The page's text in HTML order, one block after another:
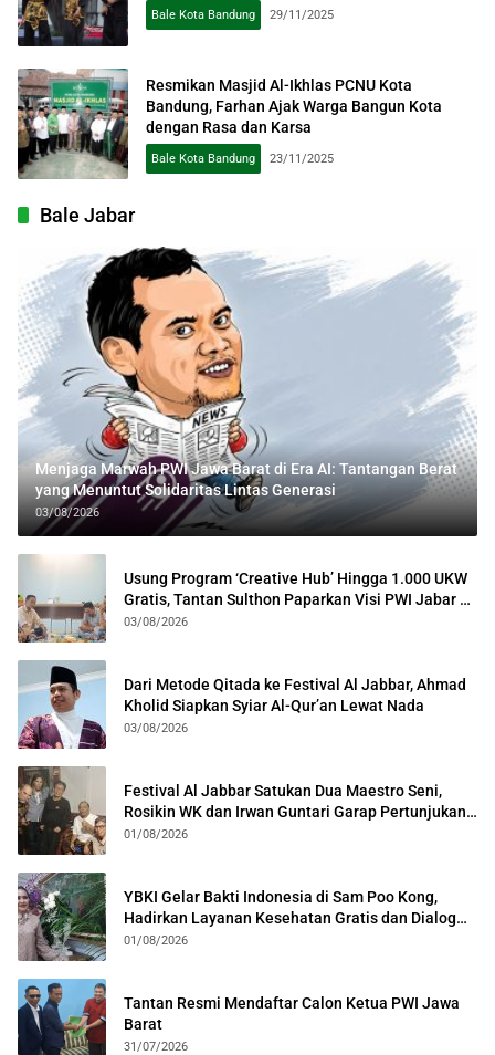
Bale Kota Bandung 29/11/2025
Resmikan Masjid Al-Ikhlas PCNU Kota
Bandung, Farhan Ajak Warga Bangun Kota
dengan Rasa dan Karsa
Bale Kota Bandung 23/11/2025
Bale Jabar
Menjaga Marwah PWI Jawa Barat di Era AI: Tantangan Berat
yang Menuntut Solidaritas Lintas Generasi
03/08/2026
Usung Program ‘Creative Hub’ Hingga 1.000 UKW
Gratis, Tantan Sulthon Paparkan Visi PWI Jabar di
Kota Bogor
03/08/2026
Dari Metode Qitada ke Festival Al Jabbar, Ahmad
Kholid Siapkan Syiar Al-Qur’an Lewat Nada
03/08/2026
Festival Al Jabbar Satukan Dua Maestro Seni,
Rosikin WK dan Irwan Guntari Garap Pertunjukan
Kolosal
01/08/2026
YBKI Gelar Bakti Indonesia di Sam Poo Kong,
Hadirkan Layanan Kesehatan Gratis dan Dialog
Kebangsaan
01/08/2026
Tantan Resmi Mendaftar Calon Ketua PWI Jawa
Barat
31/07/2026